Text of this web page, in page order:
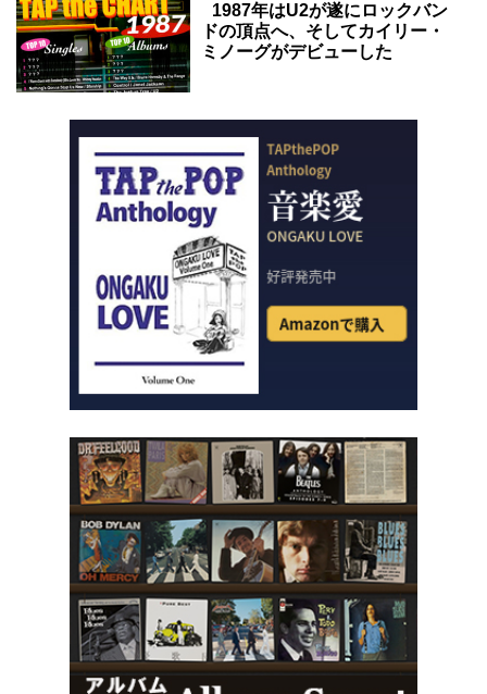
1987年はU2が遂にロックバン
ドの頂点へ、そしてカイリー・
ミノーグがデビューした